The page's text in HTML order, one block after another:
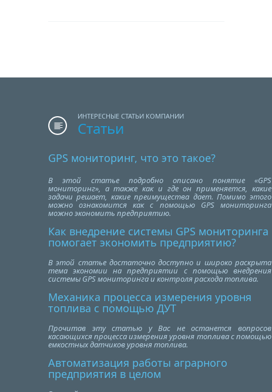
ИНТЕРЕСНЫЕ СТАТЬИ КОМПАНИИ
Статьи
GPS мониторинг, что это такое?
В этой статье подробно описано понятие «GPS
мониторинг», а также как и где он применяется, какие
задачи решает, какие преимущества дает. Помимо этого
можно ознакомится как с помощью GPS мониторинга
можно экономить предприятию.
Как внедрение системы GPS мониторинга
помогает экономить предприятию?
В этой статье достаточно доступно и широко раскрыта
тема экономии на предприятии с помощью внедрения
системы GPS мониторинга и контроля расхода топлива.
Механика процесса измерения уровня
топлива с помощью ДУТ
Прочитав эту статью у Вас не останется вопросов
касающихся процесса измерения уровня топлива с помощью
емкостных датчиков уровня топлива.
Автоматизация работы аграрного
предприятия в целом